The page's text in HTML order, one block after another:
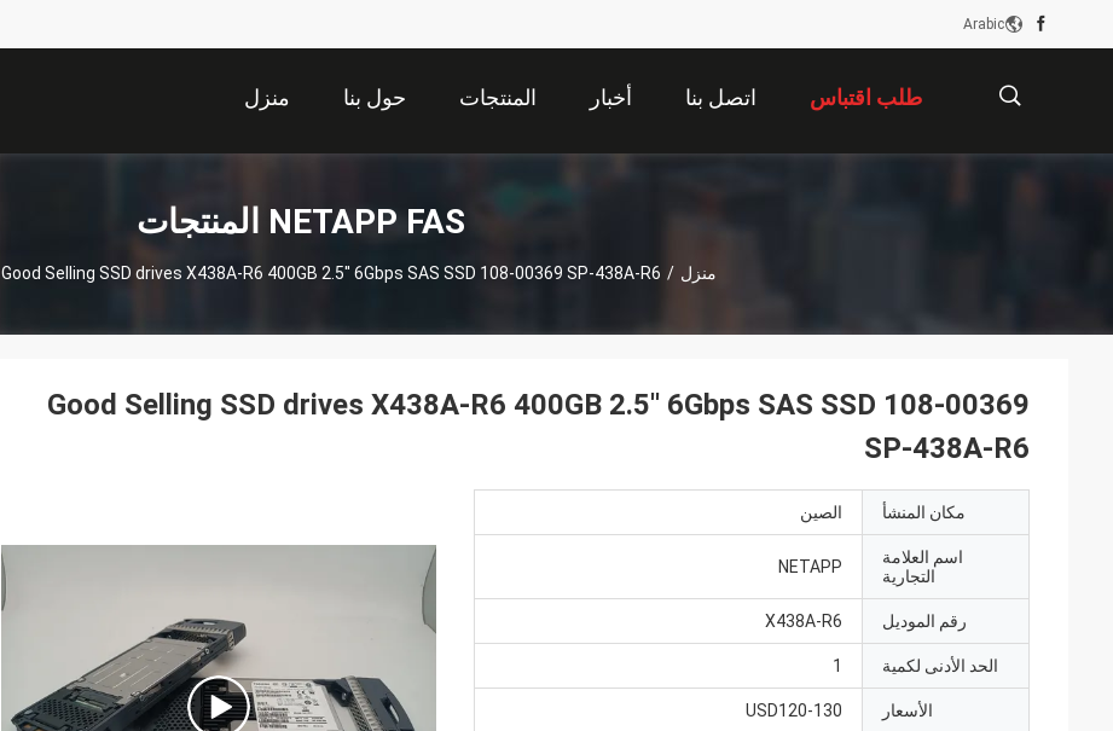
Arabic
منزل حول بنا المنتجات أخبار اتصل بنا طلب اقتباس
NETAPP FAS المنتجات
منزل /
Good Selling SSD drives X438A-R6 400GB 2.5'' 6Gbps SAS SSD 108-00369 SP-438A-R6
Good Selling SSD drives X438A-R6 400GB 2.5'' 6Gbps SAS SSD 108-00369
SP-438A-R6
مكان المنشأ الصين
اسم العلامة
التجارية
NETAPP
رقم الموديل X438A-R6
الحد الأدنى لكمية 1
الأسعار USD120-130